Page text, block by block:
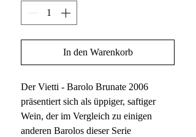
In den Warenkorb
Der Vietti - Barolo Brunate 2006
präsentiert sich als üppiger, saftiger
Wein, der im Vergleich zu einigen
anderen Barolos dieser Serie